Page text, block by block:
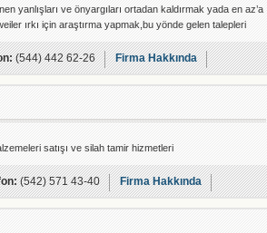
yanlışları ve önyargıları ortadan kaldırmak yada en az’a
ırkı için araştırma yapmak,bu yönde gelen talepleri
Irk özelliklerinden kaynaklanan güçlü yapısını
doğru kişiler tarafından sahiplenilmesini sağlamak,
(544) 442 62-26
Firma Hakkında
satışı ve silah tamir hizmetleri
(542) 571 43-40
Firma Hakkında